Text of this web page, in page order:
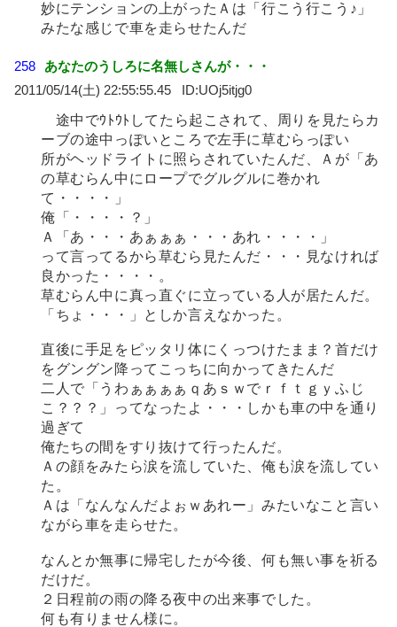
妙にテンションの上がったＡは「行こう行こう♪」
みたな感じで車を走らせたんだ
258
あなたのうしろに名無しさんが・・・
2011/05/14(土) 22:55:55.45
UOj5itjg0
途中でｳﾄｳﾄしてたら起こされて、周りを見たらカ
ーブの途中っぽいところで左手に草むらっぽい
所がヘッドライトに照らされていたんだ、Ａが「あ
の草むらん中にロープでグルグルに巻かれ
て・・・・」
俺「・・・・？」
Ａ「あ・・・あぁぁぁ・・・あれ・・・・」
って言ってるから草むら見たんだ・・・見なければ
良かった・・・・。
草むらん中に真っ直ぐに立っている人が居たんだ。
「ちょ・・・」としか言えなかった。
直後に手足をピッタリ体にくっつけたまま？首だけ
をグングン降ってこっちに向かってきたんだ
二人で「うわぁぁぁぁｑあｓｗでｒｆｔｇｙふじ
こ？？？」ってなったよ・・・しかも車の中を通り
過ぎて
俺たちの間をすり抜けて行ったんだ。
Ａの顔をみたら涙を流していた、俺も涙を流してい
た。
Ａは「なんなんだよぉｗあれー」みたいなこと言い
ながら車を走らせた。
なんとか無事に帰宅したが今後、何も無い事を祈る
だけだ。
２日程前の雨の降る夜中の出来事でした。
何も有りません様に。